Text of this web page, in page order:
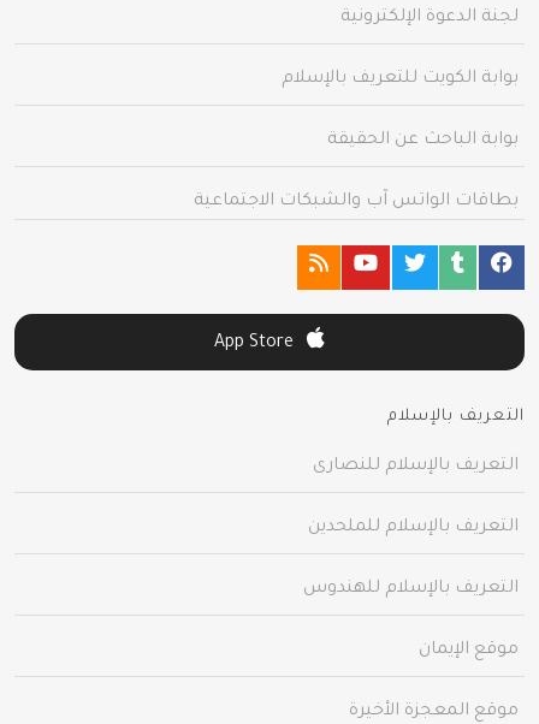
لجنة الدعوة الإلكترونية
بوابة الكويت للتعريف بالإسلام
بوابة الباحث عن الحقيقة
بطاقات الواتس آب والشبكات الاجتماعية
التعريف بالإسلام
التعريف بالإسلام للنصارى
التعريف بالإسلام للملحدين
التعريف بالإسلام للهندوس
موقع الإيمان
موقع المعجزة الأخيرة